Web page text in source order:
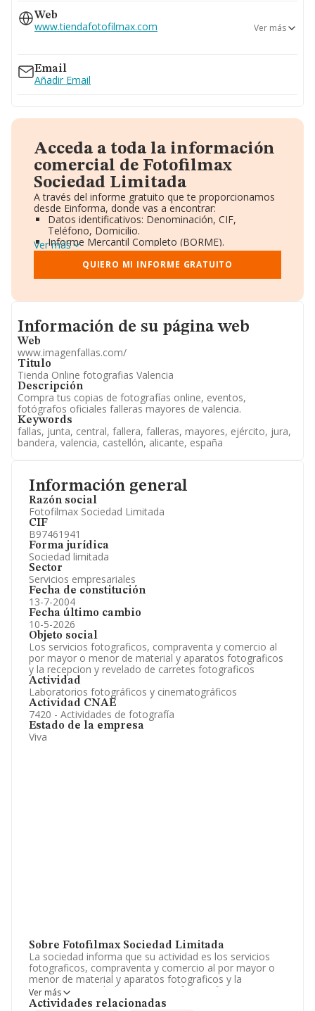
Información general
Razón social
Fotofilmax Sociedad Limitada
CIF
B97461941
Forma jurídica
Sociedad limitada
Sector
Servicios empresariales
Fecha de constitución
13-7-2004
Fecha último cambio
10-5-2026
Objeto social
Los servicios fotograficos, compraventa y comercio al
por mayor o menor de material y aparatos fotograficos
y la recepcion y revelado de carretes fotograficos
Actividad
Laboratorios fotográficos y cinematográficos
Actividad CNAE
7420 - Actividades de fotografía
Estado de la empresa
Viva
Sobre Fotofilmax Sociedad Limitada
La sociedad informa que su actividad es los servicios
fotograficos, compraventa y comercio al por mayor o
menor de material y aparatos fotograficos y la
recepcion y revelado de carretes fotograficos. La
sociedad está registrada como Sociedad Limitada.
Ver más
Actividades relacionadas
Web
www.tiendafotofilmax.com Ver más
Email
Añadir Email
Acceda a toda la información
comercial de Fotofilmax
Sociedad Limitada
A través del informe gratuito que te proporcionamos
desde Einforma, donde vas a encontrar:
Datos identificativos: Denominación, CIF,
Teléfono, Domicilio.
Informe Mercantil Completo (BORME).
Gráficos de Evolución Ventas y Empleados.
Consejo de Administración y Administradores.
Directivos y Ejecutivos.
Información oficial y registral complementaria.
Ver más
QUIERO MI INFORME GRATUITO
Informacion de su página web
Información de su página web
Web
www.imagenfallas.com/
Titulo
Tienda Online fotografias Valencia
Descripción
Compra tus copias de fotografías online, eventos,
fotógrafos oficiales falleras mayores de valencia.
Keywords
fallas, junta, central, fallera, falleras, mayores, ejército, jura,
bandera, valencia, castellón, alicante, españa